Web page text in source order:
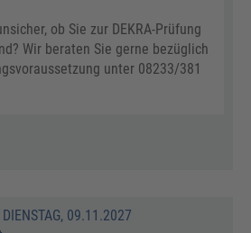
ob Sie zur DEKRA-Prüfung
Wir beraten Sie gerne bezüglich
unter 08233/381
09.11.2027